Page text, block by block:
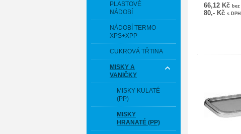
PLASTOVÉ
NÁDOBÍ
NÁDOBÍ TERMO
XPS+XPP
CUKROVÁ TŘTINA
MISKY A
VANIČKY
MISKY KULATÉ
(PP)
MISKY
HRANATÉ (PP)
66,12 Kč bez
80,- Kč s DPH